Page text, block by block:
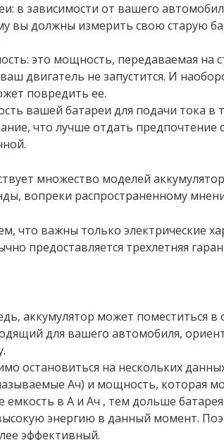
в зависимости от вашего
вы должны измерить свою старую
это мощность, передаваемая на
двигатель не запустится. И
повредить ее.
вашей батареи для подачи тока в
что лучше отдать
множество моделей
вопреки распространенному
что важны только электрические
предоставляется трехлетняя
аккумулятор может поместиться в
для вашего автомобиля,
остановиться на нескольких
Ач) и мощность, которая
емкость в А и Ач , тем дольше
энергию в данный момент.
эффективный.